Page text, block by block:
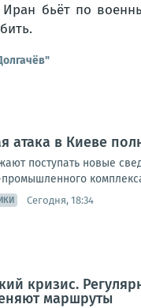
бьёт по
атака в Киеве
поступать новые
Сегодня, 18:34
кризис.
маршруты